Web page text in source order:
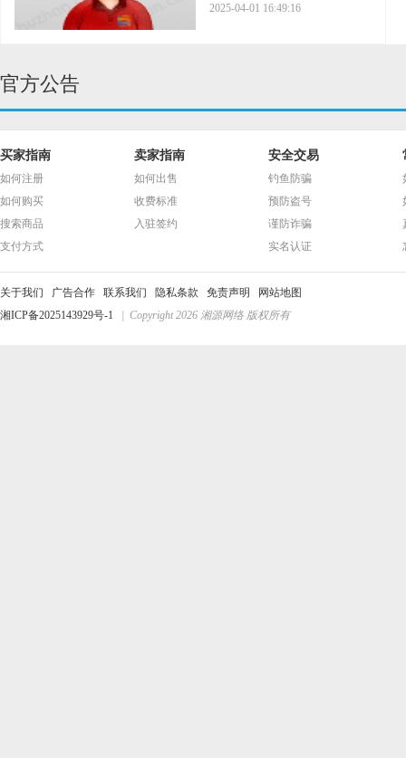
2025-04-01 16:49:16
官方公告
买家指南
如何注册
如何购买
搜索商品
支付方式
卖家指南
如何出售
收费标准
入驻签约
安全交易
钓鱼防骗
预防盗号
谨防诈骗
实名认证
关于我们 广告合作 联系我们 隐私条款 免责声明
网站地图
湘ICP备2025143929号-1
| Copyright 2026 湘源网络 版权所有